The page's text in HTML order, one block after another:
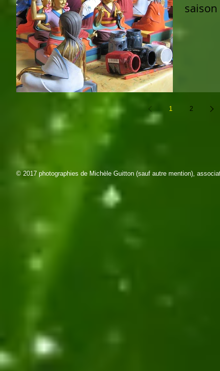
saison
1 2
© 2017 photographies de Michèle Guitton (sauf autre mention),